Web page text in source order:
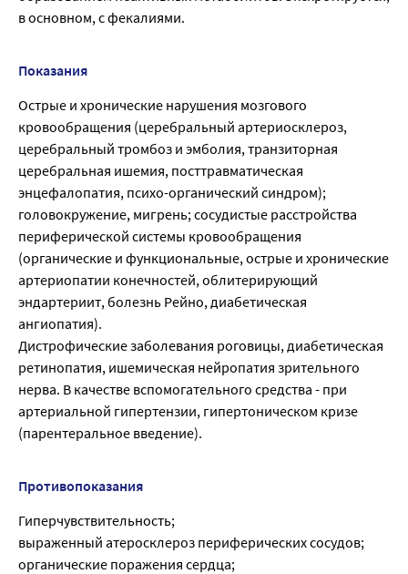
в основном, с фекалиями.
Показания
Острые и хронические нарушения мозгового
кровообращения (церебральный артериосклероз,
церебральный тромбоз и эмболия, транзиторная
церебральная ишемия, посттравматическая
энцефалопатия, психо-органический синдром);
головокружение, мигрень; сосудистые расстройства
периферической системы кровообращения
(органические и функциональные, острые и хронические
артериопатии конечностей, облитерирующий
эндартериит, болезнь Рейно, диабетическая
ангиопатия).
Дистрофические заболевания роговицы, диабетическая
ретинопатия, ишемическая нейропатия зрительного
нерва. В качестве вспомогательного средства - при
артериальной гипертензии, гипертоническом кризе
(парентеральное введение).
Противопоказания
Гиперчувствительность;
выраженный атеросклероз периферических сосудов;
органические поражения сердца;